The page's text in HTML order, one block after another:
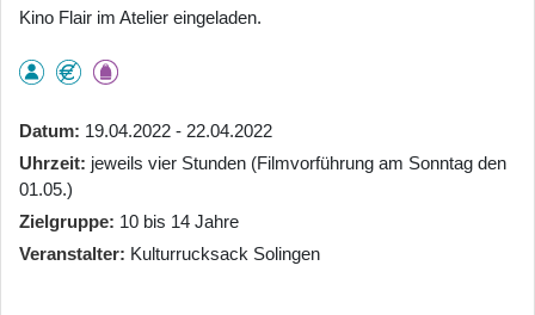
Kino Flair im Atelier eingeladen.
Datum 19.04.2022 - 22.04.2022
Uhrzeit jeweils vier Stunden (Filmvorführung am Sonntag den
01.05.)
Zielgruppe 10 bis 14 Jahre
Veranstalter Kulturrucksack Solingen